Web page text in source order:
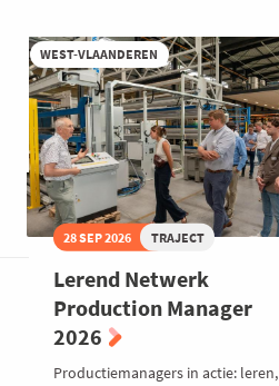
WEST-VLAANDEREN
28 SEP 2026 TRAJECT
Lerend Netwerk
Production Manager
2026
Productiemanagers in actie: leren,